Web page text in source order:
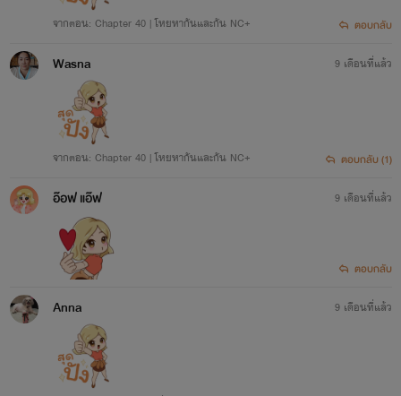
จากตอน: Chapter 40 | โหยหากันและกัน NC+ ตอบกลับ
Wasna
จากตอน: Chapter 40 | โหยหากันและกัน NC+
9 เดือนที่แล้ว
ตอบกลับ (1)
อ๊อฟ แอ๊ฟ 9 เดือนที่แล้ว
ตอบกลับ
Anna 9 เดือนที่แล้ว